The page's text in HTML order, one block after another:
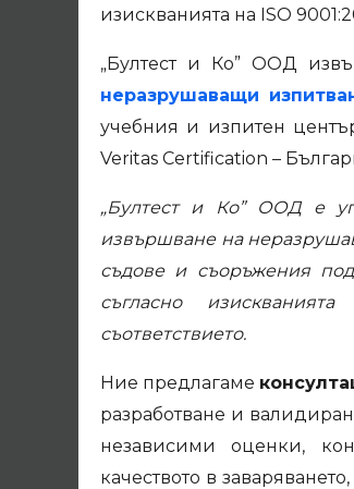
изискванията на ISO
„Бултест и Ко” ООД
неразрушаващи
учебния и изпитен
Veritas Certification –
„Бултест и Ко” ООД е
извършване на
съдове и съоръжения
съгласно
съответствието.
Ние предлагаме
разработване и
независими оценки,
качеството в